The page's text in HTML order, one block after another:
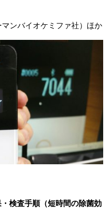
ンバイオケミファ社）ほか
検査手順（短時間の除菌効